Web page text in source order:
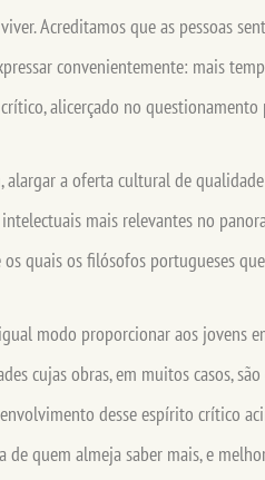
Acreditamos que as pessoas
convenientemente: mais
alicerçado no
alargar a oferta cultural de
mais relevantes no
quais os filósofos portugueses
modo proporcionar aos jovens
cujas obras, em muitos casos,
desse espírito crítico
de quem almeja saber mais, e